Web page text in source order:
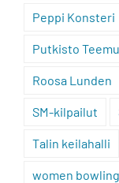
Peppi Konsteri
Putkisto Teemu
Roosa Lunden
SM-kilpailut
Talin keilahalli
women bowling